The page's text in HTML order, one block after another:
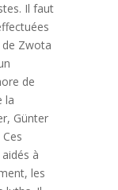
Il faut
Zwota
de
la
Günter
à
les